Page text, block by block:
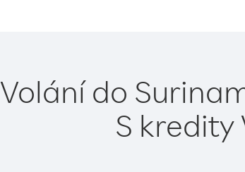
Volání do
S kredity